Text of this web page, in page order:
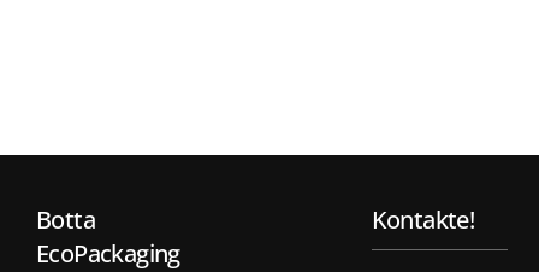
Botta
EcoPackaging
Kontakte!